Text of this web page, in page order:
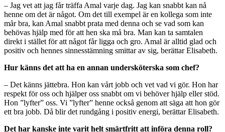
– Jag vet att jag får träffa Amal varje dag. Jag kan snabbt kan nå
henne om det är något. Om det till exempel är en kollega som inte
mår bra, kan Amal snabbt prata med denna och se vad som kan
behövas hjälp med för att hen ska må bra. Man kan ta samtalen
direkt i stället för att något får ligga och gro. Amal är alltid glad och
positiv och hennes sinnesstämning smittar av sig, berättar Elisabeth.
Hur känns det att ha en annan undersköterska som chef?
– Det känns jättebra. Hon kan vårt jobb och vet vad vi gör. Hon har
respekt för oss och hjälper oss snabbt om vi behöver hjälp eller stöd.
Hon ”lyfter” oss. Vi ”lyfter” henne också genom att säga att hon gör
ett bra jobb. Då blir det rundgång i positiv energi, berättar Elisabeth.
Det har kanske inte varit helt smärtfritt att införa denna roll?